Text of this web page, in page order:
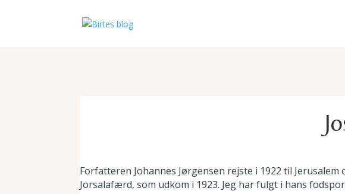
Forfatteren Johannes Jørgensen rejste i 1922 til
Jorsalafærd, som udkom i 1923. Jeg har fulgt i hans